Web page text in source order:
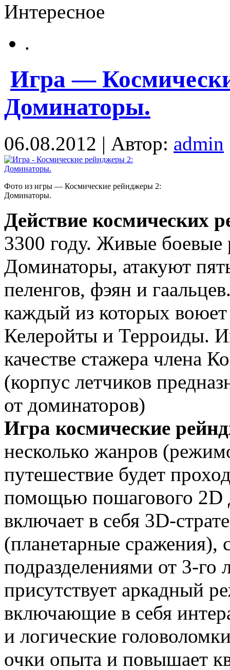
Интересное
.
Игра —
Доминаторы.
06.08.2012 | Автор: admin
Фото из игры — Космические рейнджеры 2:
Доминаторы.
Действие космических
3300 году. Живые боевые
Доминаторы, атакуют
пеленгов, фэян и
каждый из которых
Келеройты и Терроиды.
качестве стажера члена
(корпус летчиков
от доминаторов)
Игра космические
несколько жанров
путешествие будет
помощью пошагового 2D
включает в себя 3D-
(планетарные сражения),
подразделениями от 3-го
присутствует аркадный
включающие в себя
и логические
очки опыта и повышает